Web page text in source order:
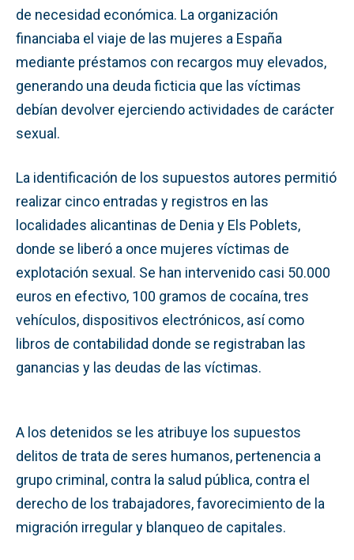
de necesidad económica. La organización
financiaba el viaje de las mujeres a España
mediante préstamos con recargos muy elevados,
generando una deuda ficticia que las víctimas
debían devolver ejerciendo actividades de carácter
sexual.
La identificación de los supuestos autores permitió
realizar cinco entradas y registros en las
localidades alicantinas de Denia y Els Poblets,
donde se liberó a once mujeres víctimas de
explotación sexual. Se han intervenido casi 50.000
euros en efectivo, 100 gramos de cocaína, tres
vehículos, dispositivos electrónicos, así como
libros de contabilidad donde se registraban las
ganancias y las deudas de las víctimas.
A los detenidos se les atribuye los supuestos
delitos de trata de seres humanos, pertenencia a
grupo criminal, contra la salud pública, contra el
derecho de los trabajadores, favorecimiento de la
migración irregular y blanqueo de capitales.